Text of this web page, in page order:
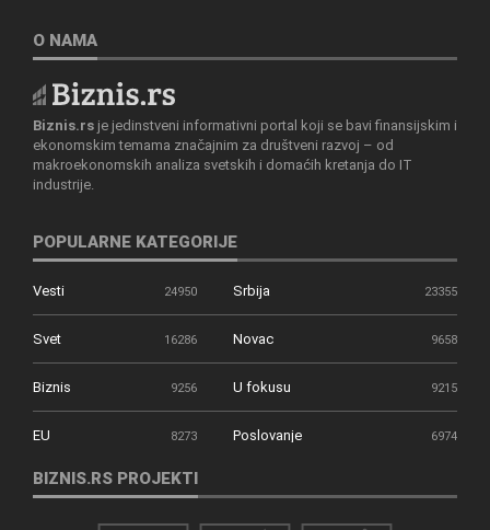
O NAMA
Biznis.rs je jedinstveni informativni portal koji se bavi finansijskim i
ekonomskim temama značajnim za društveni razvoj – od
makroekonomskih analiza svetskih i domaćih kretanja do IT
industrije.
POPULARNE KATEGORIJE
Vesti 24950 Srbija 23355
Svet 16286 Novac 9658
Biznis 9256 U fokusu 9215
EU 8273 Poslovanje 6974
BIZNIS.RS PROJEKTI